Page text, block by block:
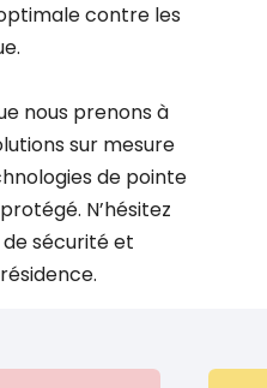
contre les
nous prenons à
sur mesure
de pointe
N’hésitez
sécurité et